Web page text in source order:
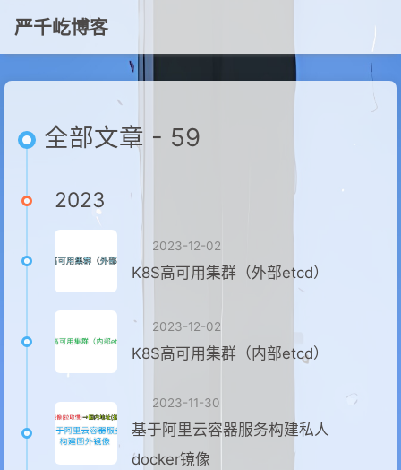
严千屹博客
全部文章 - 59
2023
2023-12-02
K8S高可用集群（外部etcd）
2023-12-02
K8S高可用集群（内部etcd）
2023-11-30
基于阿里云容器服务构建私人
docker镜像